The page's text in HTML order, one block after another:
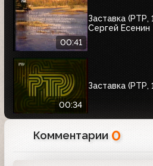
00:41
Заставка (РТР,
Сергей Есенин
00:34
Заставка
Комментарии 0